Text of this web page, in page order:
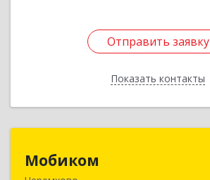
Отправить заявку
Показать контакты
Отправить заявку
Назад
Мобиком